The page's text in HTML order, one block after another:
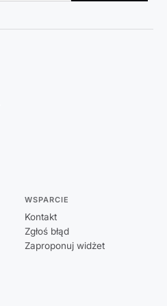
WSPARCIE
Kontakt
Zgłoś błąd
Zaproponuj widżet